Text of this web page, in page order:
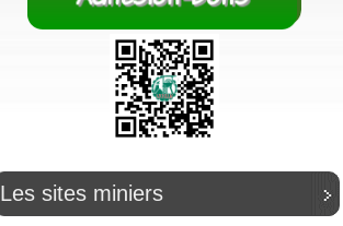
Les sites miniers